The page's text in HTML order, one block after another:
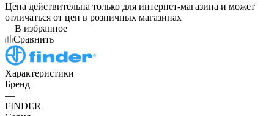
Цена действительна только для интернет-магазина и может
отличаться от цен в розничных магазинах
В избранное
Сравнить
Характеристики
Бренд
—
FINDER